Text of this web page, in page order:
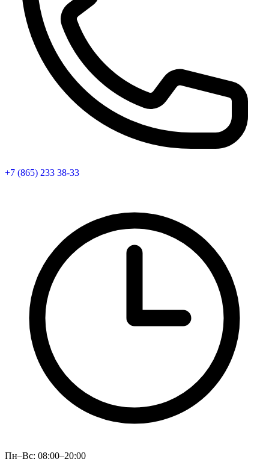
+7 (865) 233 38-33
Пн–Вс: 08:00–20:00